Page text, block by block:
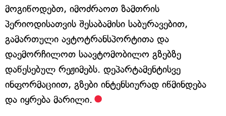
მოგიწოდებთ, იმოძრაოთ ზამთრის
პერიოდისათვის შესაბამისი საბურავებით,
გამართული ავტოტრანსპორტითა და
დაემორჩილოთ საავტომობილო გზებზე
დაწესებულ რეჟიმებს. დეპარტამენტისვე
ინფორმაციით, გზები ინტენსიურად იწმინდება
და იყრება მარილი.